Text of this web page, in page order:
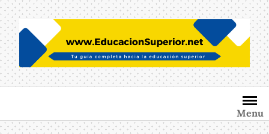
Saltar
al
contenido
Menu